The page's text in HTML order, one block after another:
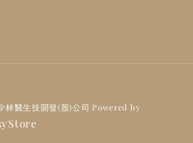
林醫生技開發(股)公司 Powered by